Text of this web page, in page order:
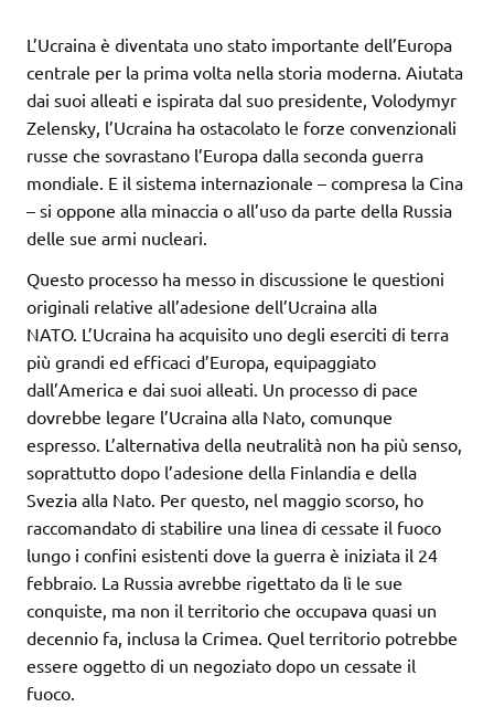
L’Ucraina è diventata uno stato importante dell’Europa
centrale per la prima volta nella storia moderna. Aiutata
dai suoi alleati e ispirata dal suo presidente, Volodymyr
Zelensky, l’Ucraina ha ostacolato le forze convenzionali
russe che sovrastano l’Europa dalla seconda guerra
mondiale. E il sistema internazionale – compresa la Cina
– si oppone alla minaccia o all’uso da parte della Russia
delle sue armi nucleari.
Questo processo ha messo in discussione le questioni
originali relative all’adesione dell’Ucraina alla
NATO. L’Ucraina ha acquisito uno degli eserciti di terra
più grandi ed efficaci d’Europa, equipaggiato
dall’America e dai suoi alleati. Un processo di pace
dovrebbe legare l’Ucraina alla Nato, comunque
espresso. L’alternativa della neutralità non ha più senso,
soprattutto dopo l’adesione della Finlandia e della
Svezia alla Nato. Per questo, nel maggio scorso, ho
raccomandato di stabilire una linea di cessate il fuoco
lungo i confini esistenti dove la guerra è iniziata il 24
febbraio. La Russia avrebbe rigettato da lì le sue
conquiste, ma non il territorio che occupava quasi un
decennio fa, inclusa la Crimea. Quel territorio potrebbe
essere oggetto di un negoziato dopo un cessate il
fuoco.